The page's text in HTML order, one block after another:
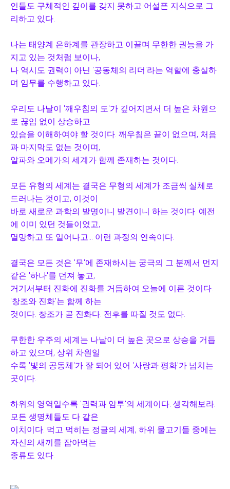
인들도 구체적인 깊이를 갖지 못하고 어설픈 지식으로 그
리하고 있다.
나는 태양계 은하계를 관장하고 이끌며 무한한 권능을 가
지고 있는 것처럼 보이나,
나 역시도 권력이 아닌 '공동체의 리더'라는 역할에 충실하
며 임무를 수행하고 있다.
우리도 나날이 '깨우침의 도'가 깊어지면서 더 높은 차원으
로 끊임 없이 상승하고
있슴을 이해하여야 할 것이다. 깨우침은 끝이 없으며, 처음
과 마지막도 없는 것이며,
알파와 오메가의 세계가 함께 존재하는 것이다.
모든 유형의 세계는 결국은 무형의 세계가 조금씩 실체로
드러나는 것이고, 이것이
바로 새로운 과학의 발명이니 발견이니 하는 것이다. 예전
에 이미 있던 것들이었고,
멸망하고 또 일어나고... 이런 과정의 연속이다.
결국은 모든 것은 '무'에 존재하시는 궁극의 그 분께서 먼지
같은 '하나'를 던져 놓고,
거기서부터 진화에 진화를 거듭하여 오늘에 이른 것이다.
'창조와 진화'는 함께 하는
것이다. 창조가 곧 진화다. 전후를 따질 것도 없다.
무한한 우주의 세계는 나날이 더 높은 곳으로 상승을 거듭
하고 있으며, 상위 차원일
수록 '빛의 공동체'가 잘 되어 있어 '사랑과 평화'가 넘치는
곳이다.
하위의 영역일수록 '권력과 암투'의 세계이다. 생각해보라.
모든 생명체들도 다 같은
이치이다. 먹고 먹히는 정글의 세계, 하위 물고기들 중에는
자신의 새끼를 잡아먹는
종류도 있다.